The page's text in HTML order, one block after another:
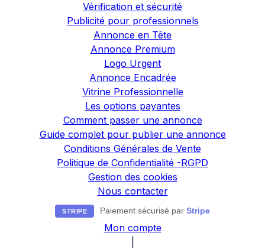
Vérification et sécurité
Publicité pour professionnels
Annonce en Tête
Annonce Premium
Logo Urgent
Annonce Encadrée
Vitrine Professionnelle
Les options payantes
Comment passer une annonce
Guide complet pour publier une annonce
Conditions Générales de Vente
Politique de Confidentialité -RGPD
Gestion des cookies
Nous contacter
STRIPE Paiement sécurisé par Stripe
Mon compte